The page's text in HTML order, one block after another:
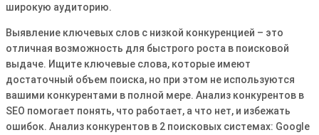
широкую аудиторию.
Выявление ключевых слов с низкой конкуренцией – это
отличная возможность для быстрого роста в поисковой
выдаче. Ищите ключевые слова, которые имеют
достаточный объем поиска, но при этом не используются
вашими конкурентами в полной мере. Анализ конкурентов в
SEO помогает понять, что работает, а что нет, и избежать
ошибок. Анализ конкурентов в 2 поисковых системах: Google